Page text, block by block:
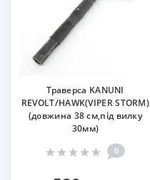
Траверса KANUNI
REVOLT/HAWK(VIPER STORM)
(довжина 38 см,під вилку
30мм)
0